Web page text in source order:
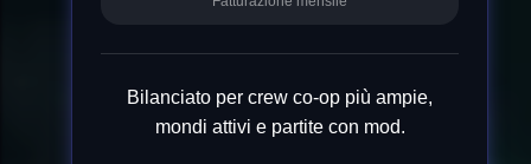
Bilanciato per crew co-op più ampie,
mondi attivi e partite con mod.